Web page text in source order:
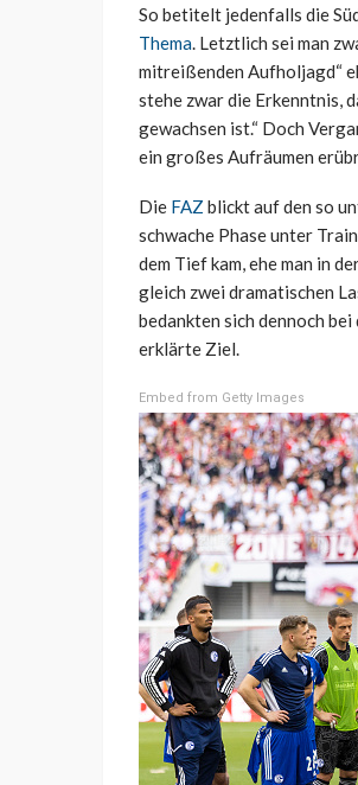
So betitelt jedenfalls die
Thema. Letztlich sei man
mitreißenden Aufholjagd“
stehe zwar die Erkenntnis,
gewachsen ist.“ Doch
ein großes Aufräumen
Die FAZ blickt auf den so
schwache Phase unter
dem Tief kam, ehe man in
gleich zwei dramatischen
bedankten sich dennoch
erklärte Ziel.
Embed from Getty Images